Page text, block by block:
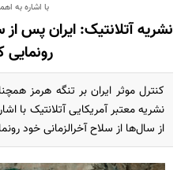
با اشاره به
نشریه آتلانتیک: ایران پس
کنترل موثر ایران بر تنگه هرمز
نشریه معتبر آمریکایی آتلانتیک با
از سال‌ها از سلاح آخرالزمانی خود